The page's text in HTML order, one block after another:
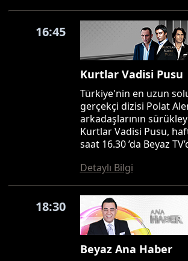
16:45
Kurtlar Vadisi Pusu
Türkiye'nin en uzun
gerçekçi dizisi Polat
arkadaşlarının
Kurtlar Vadisi Pusu,
saat 16.30 ’da Beyaz
Detaylı Bilgi
18:30
Beyaz Ana Haber